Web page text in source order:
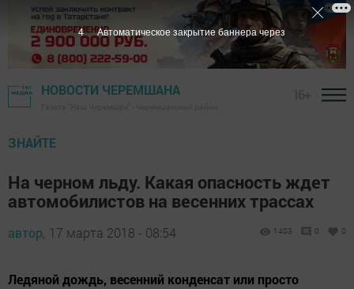
НОВОСТИ ЧЕРЕМШАНА
ЗНАЙТЕ
На черном льду. Какая опасность ждет
автомобилистов на весенних трассах
автор, 17 марта 2018 - 08:54 1403 0 0
Ледяной дождь, весенний конденсат или просто
3 Автоматическое закрытие баннера через